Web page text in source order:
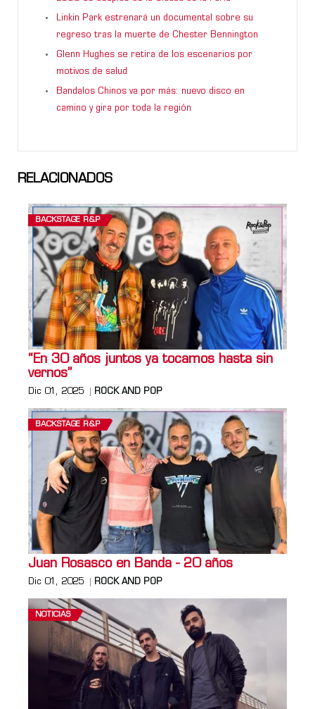
Linkin Park estrenará un documental sobre su
regreso tras la muerte de Chester Bennington
Glenn Hughes se retira de los escenarios por
motivos de salud
Bandalos Chinos va por más: nuevo disco en
camino y gira por toda la región
RELACIONADOS
BACKSTAGE R&P
“En 30 años juntos ya tocamos hasta sin
vernos”
Dic 01, 2025 ROCK AND POP
BACKSTAGE R&P
Juan Rosasco en Banda - 20 años
Dic 01, 2025 ROCK AND POP
NOTICIAS